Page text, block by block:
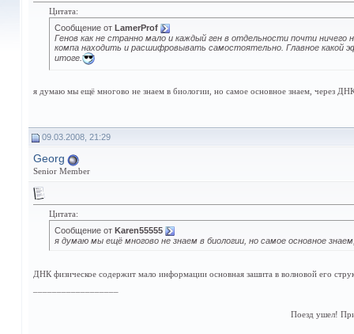
Цитата:
Сообщение от LamerProf
Генов как не странно мало и каждый ген в отдельности почти
компа находить и расшифровывать самостоятельно. Главное какой
итоге.
я думаю мы ещё многово не знаем в биологии, но самое основное знаем, через
09.03.2008, 21:29
Georg
Senior Member
Цитата:
Сообщение от Karen55555
я думаю мы ещё многово не знаем в биологии, но самое основное
ДНК физическое содержит мало информации основная зашита в волновой его
Поезд ушел!